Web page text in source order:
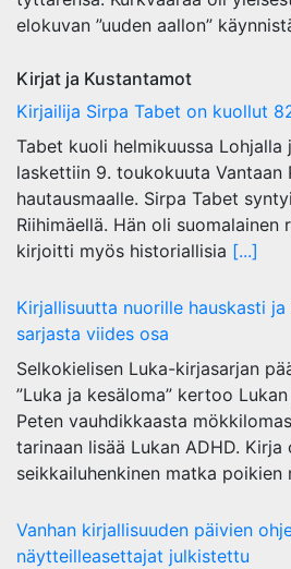
elokuvan ”uuden aallon”
Kirjat ja Kustantamot
Kirjailija Sirpa Tabet on kuollut
Tabet kuoli helmikuussa Lohjalla
laskettiin 9. toukokuuta Vantaan
hautausmaalle. Sirpa Tabet
Riihimäellä. Hän oli suomalainen
kirjoitti myös historiallisia [...]
Kirjallisuutta nuorille hauskasti
sarjasta viides osa
Selkokielisen Luka-kirjasarjan
”Luka ja kesäloma” kertoo
Peten vauhdikkaasta
tarinaan lisää Lukan ADHD. Kirja
seikkailuhenkinen matka poikien
Vanhan kirjallisuuden päivien
näytteilleasettajat julkistettu